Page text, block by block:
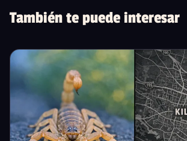
También te puede interesar